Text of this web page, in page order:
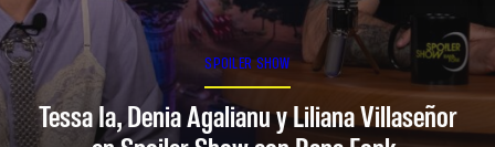
SPOILER SHOW
Tessa Ia, Denia Agalianu y Liliana Villaseñor